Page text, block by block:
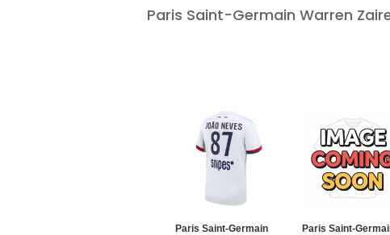
Paris Saint-Germain Warren
Paris Saint-Germain
Paris Saint-